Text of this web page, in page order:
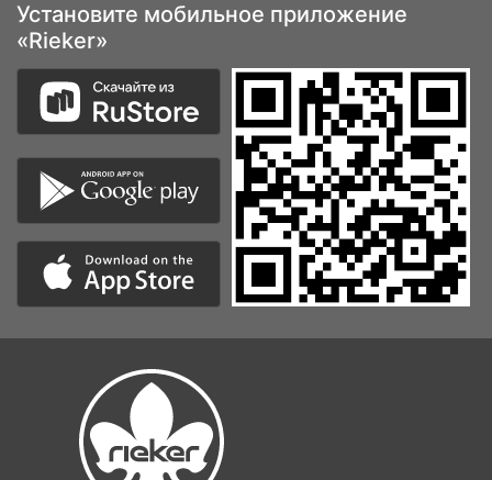
Установите мобильное приложение
«Rieker»